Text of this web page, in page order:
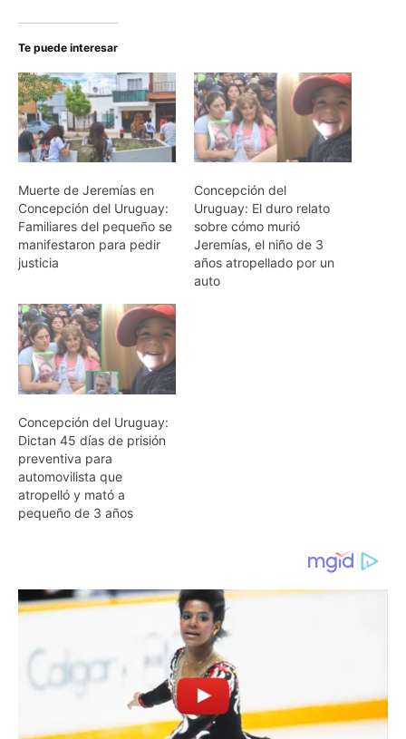
Te puede interesar
Muerte de Jeremías en
Concepción del Uruguay:
Familiares del pequeño se
manifestaron para pedir
justicia
Concepción del
Uruguay: El duro relato
sobre cómo murió
Jeremías, el niño de 3
años atropellado por un
auto
Concepción del Uruguay:
Dictan 45 días de prisión
preventiva para
automovilista que
atropelló y mató a
pequeño de 3 años